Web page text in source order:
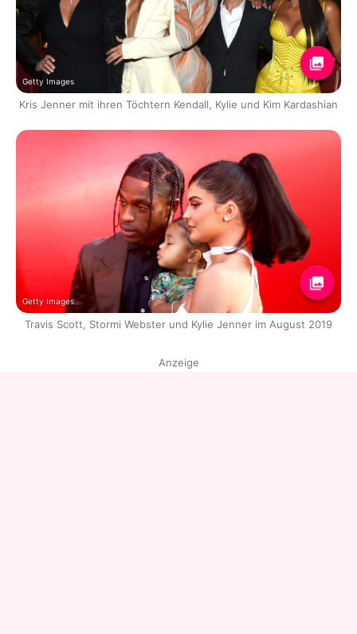
Getty Images
Kris Jenner mit ihren Töchtern Kendall, Kylie und Kim Kardashian
Getty Images
Travis Scott, Stormi Webster und Kylie Jenner im August 2019
Anzeige